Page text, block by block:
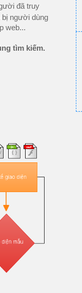
đã truy
bị người dùng
web...
tìm kiếm.